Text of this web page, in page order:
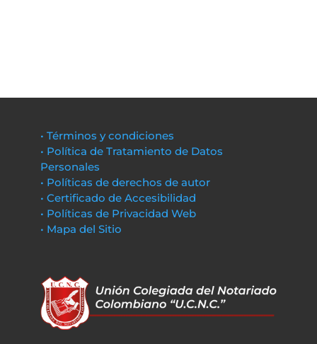
• Términos y condiciones
• Política de Tratamiento de Datos
Personales
• Políticas de derechos de autor
• Certificado de Accesibilidad
• Políticas de Privacidad Web
• Mapa del Sitio